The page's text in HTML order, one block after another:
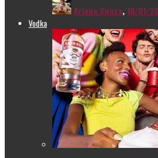
Ariana Souza,10/01/
Vodka